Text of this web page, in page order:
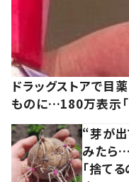
ドラッグストアで目
ものに…180万表示「ほ
“芽が出
みたら
「捨て